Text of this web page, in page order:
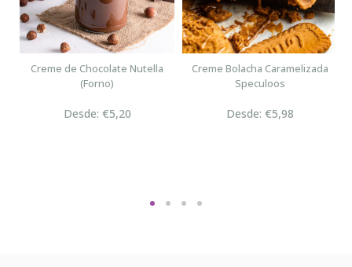
Creme de Chocolate Nutella
(Forno)
Desde: €5,20
Creme Bolacha Caramelizada
Speculoos
Desde: €5,98